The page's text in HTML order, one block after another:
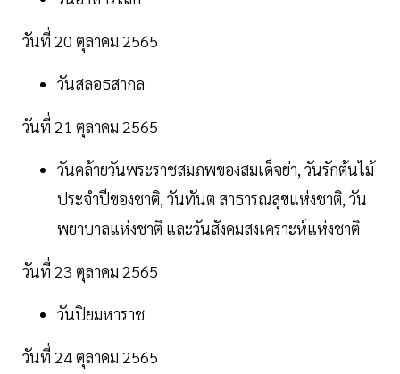
วันที่ 20 ตุลาคม 2565
วันสลอธสากล
วันที่ 21 ตุลาคม 2565
วันคล้ายวันพระราชสมภพของสมเด็จย่า, วันรักต้นไม้
ประจำปีของชาติ, วันทันต สาธารณสุขแห่งชาติ, วัน
พยาบาลแห่งชาติ และวันสังคมสงเคราะห์แห่งชาติ
วันที่ 23 ตุลาคม 2565
วันปิยมหาราช
วันที่ 24 ตุลาคม 2565